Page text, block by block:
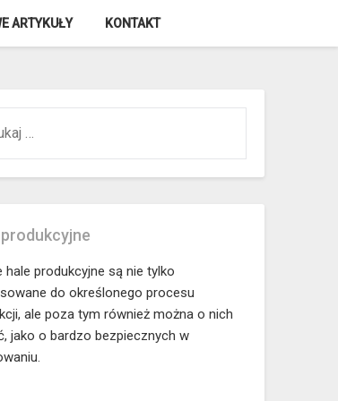
ARTYKUŁY KONTAKT
hale produkcyjne są nie tylko
do określonego procesu
ale poza tym również można o nich
jako o bardzo bezpiecznych w